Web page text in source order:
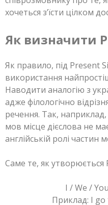
хочеться з’їсти цілком
Як визначити
Як правило, під Present
використання
Наводити аналогію з
адже філологічно
речення. Так, наприклад,
мов місце дієслова не
англійській ролі
Саме те, як утворюється
I / We /
Приклад: I go